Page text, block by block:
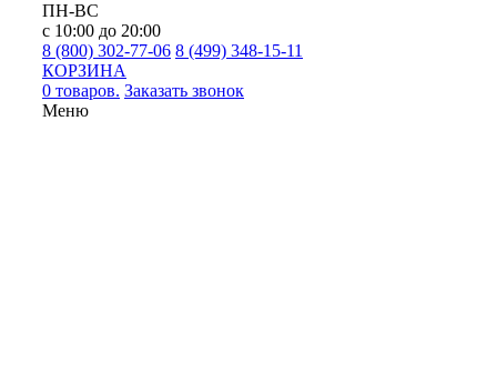
ПН-ВС
с 10:00 до 20:00
8 (800) 302-77-06 8 (499) 348-15-11
КОРЗИНА
0 товаров. Заказать звонок
Меню